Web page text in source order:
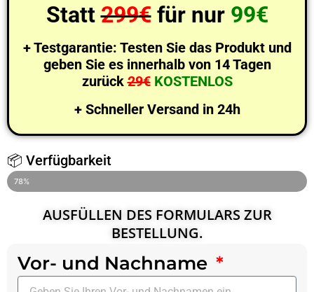
Statt299€für nur 99€
+ Testgarantie: Testen Sie das Produkt und
geben Sie es innerhalb von 14 Tagen
zurück29€ KOSTENLOS
+ Schneller Versand in 24h
📦 Verfügbarkeit
LETZTE 4 STÜCK AUF LAGER
78%
AUSFÜLLEN DES FORMULARS ZUR
BESTELLUNG.
Vor- und Nachname